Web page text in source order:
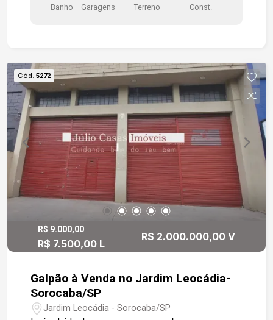
gramada com diversas árvores frutíferas, que
zonas sul e oeste pela Avenida Washington Luiz.
Além disso, encontra-se a poucos minutos da
PUC-SP (Pontifícia Universidade Católica) e do
Conjunto Hospitalar de Sorocaba, o que amplia o
potencial de público e serviços que podem ser
oferecidos no local. Está também a cerca de 10
minutos de carro do Shopping Iguatemi
Esplanada, reforçando sua excelente
conectividade e atratividade comercial.
Banho Garagens Terreno Const.
Cód. 5272
R$ 9.000,00
R$ 7.500,00 L
R$ 2.000.000,00 V
Galpão à Venda no Jardim Leocádia-
Sorocaba/SP
Jardim Leocádia - Sorocaba/SP